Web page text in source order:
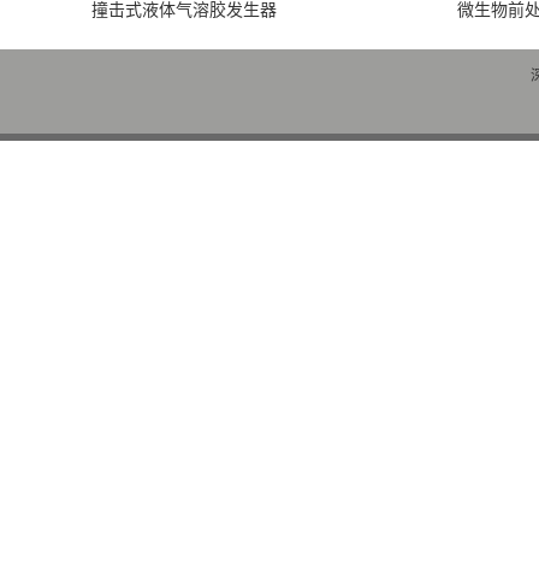
撞击式液体气溶胶发生器 微生物前